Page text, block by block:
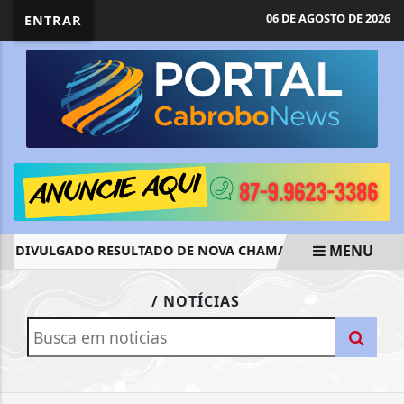
ENTRAR 06 DE AGOSTO DE 2026
RESULTADO DE NOVA CHAMADA PARA O 2º
MENU
/ NOTÍCIAS